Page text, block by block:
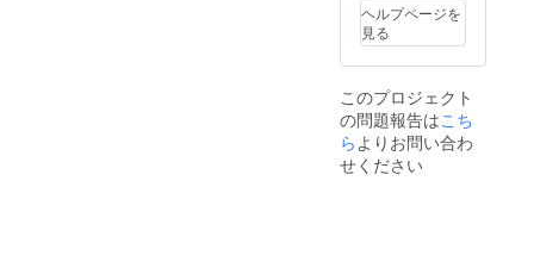
ヘルプページを
見る
このプロジェクト
の問題報告はこち
ら よりお問い合わ
せください